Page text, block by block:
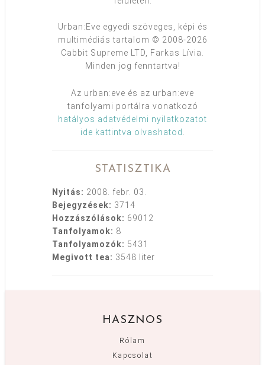
Urban:Eve egyedi szöveges, képi és
multimédiás tartalom © 2008-2026
Cabbit Supreme LTD, Farkas Lívia.
Minden jog fenntartva!
Az urban:eve és az urban:eve
tanfolyami portálra vonatkozó
hatályos adatvédelmi nyilatkozatot
ide kattintva olvashatod
STATISZTIKA
Nyitás: 2008. febr. 03.
Bejegyzések: 3714
Hozzászólások: 69012
Tanfolyamok: 8
Tanfolyamozók: 5431
Megivott tea: 3548 liter
HASZNOS
Rólam
Kapcsolat